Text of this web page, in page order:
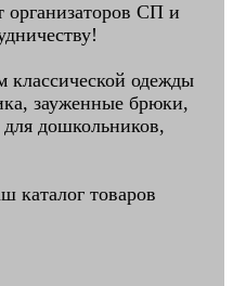
организаторов СП и
классической одежды
зауженные брюки,
дошкольников,
каталог товаров